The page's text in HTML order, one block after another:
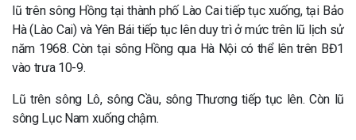
lũ trên sông Hồng tại thành phố Lào Cai tiếp tục xuống, tại Bảo
Hà (Lào Cai) và Yên Bái tiếp tục lên duy trì ở mức trên lũ lịch sử
năm 1968. Còn tại sông Hồng qua Hà Nội có thể lên trên BĐ1
vào trưa 10-9.
Lũ trên sông Lô, sông Cầu, sông Thương tiếp tục lên. Còn lũ
sông Lục Nam xuống chậm.